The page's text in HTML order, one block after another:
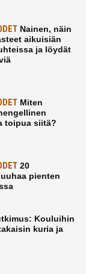
Nainen, näin
aikuisiän
ja löydät
Miten
toipua siitä?
20
pienten
Kouluihin
kuria ja